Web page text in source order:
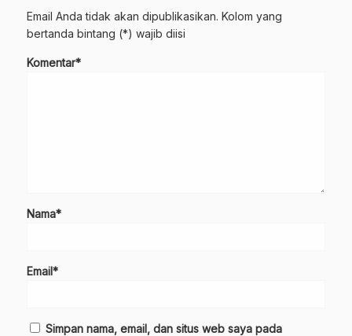
Email Anda tidak akan dipublikasikan. Kolom yang
bertanda bintang (*) wajib diisi
Komentar*
Nama*
Email*
Simpan nama, email, dan situs web saya pada